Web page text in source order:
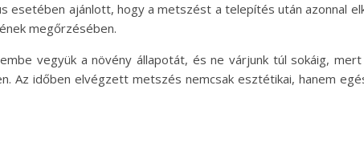
esetében ajánlott, hogy a metszést a telepítés után azonnal
megőrzésében.
vegyük a növény állapotát, és ne várjunk túl sokáig,
Az időben elvégzett metszés nemcsak esztétikai, hanem